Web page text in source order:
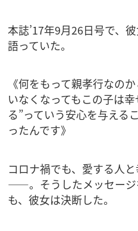
本誌’17年9月26日号で、
語っていた。
《何をもって親孝行なの
いなくなってもこの子は
る”っていう安心を与える
ったんです》
コロナ禍でも、愛する人
――。そうしたメッセージ
も、彼女は決断した。